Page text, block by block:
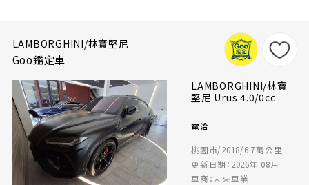
LAMBORGHINI/林寶堅尼
Goo鑑定車
LAMBORGHINI/林寶
堅尼 Urus 4.0/0cc
電洽
桃園市/2018/6.7萬公里
更新日期：2026年 08月
車商：未來車業